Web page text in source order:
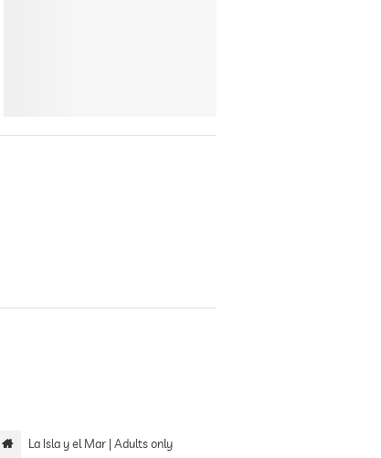
La Isla y el Mar | Adults only